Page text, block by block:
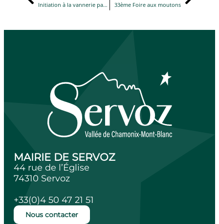
Initiation à la vannerie paysanne 33ème Foire aux moutons
MAIRIE DE SERVOZ
44 rue de l’Église
74310 Servoz
+33(0)4 50 47 21 51
Nous contacter